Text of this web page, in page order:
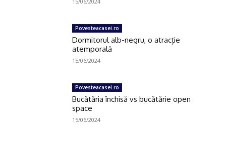
Povesteacasei.ro
Dormitorul alb-negru, o atracție
atemporală
15/06/2024
Povesteacasei.ro
Bucătăria închisă vs bucătărie open
space
15/06/2024